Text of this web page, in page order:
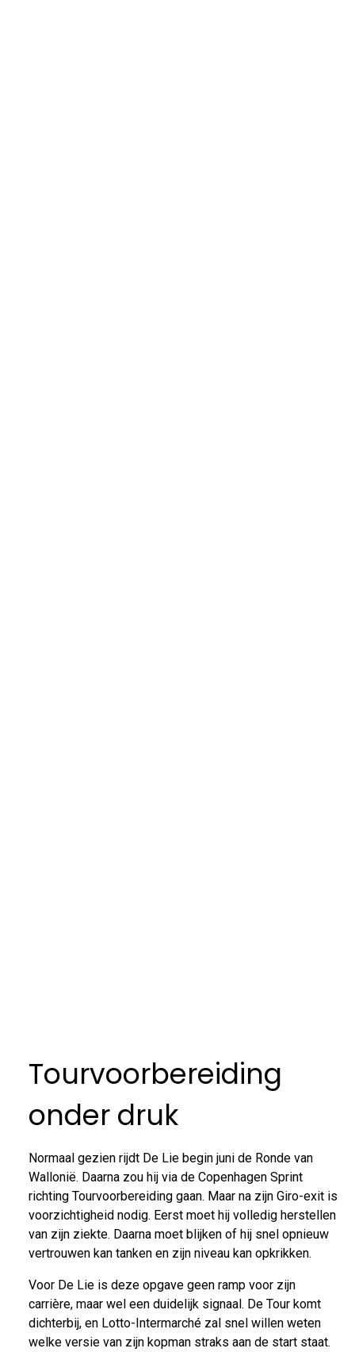
Tourvoorbereiding
onder druk
Normaal gezien rijdt De Lie begin juni de Ronde van
Wallonië. Daarna zou hij via de Copenhagen Sprint
richting Tourvoorbereiding gaan. Maar na zijn Giro-exit is
voorzichtigheid nodig. Eerst moet hij volledig herstellen
van zijn ziekte. Daarna moet blijken of hij snel opnieuw
vertrouwen kan tanken en zijn niveau kan opkrikken.
Voor De Lie is deze opgave geen ramp voor zijn
carrière, maar wel een duidelijk signaal. De Tour komt
dichterbij, en Lotto-Intermarché zal snel willen weten
welke versie van zijn kopman straks aan de start staat.